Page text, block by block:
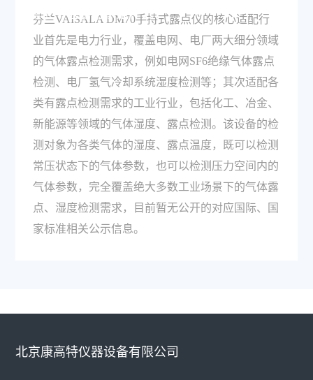
需求？检测对象是什么？
芬兰VAISALA DM70手持式露点仪的核心适配行
业首先是电力行业，覆盖电网、电厂两大细分领域
的气体露点检测需求，例如电网SF6绝缘气体露点
检测、电厂氢气冷却系统湿度检测等；其次适配各
类有露点检测需求的工业行业，包括化工、冶金、
新能源等领域的气体湿度、露点检测。该设备的检
测对象为各类气体的湿度、露点温度，既可以检测
常压状态下的气体参数，也可以检测压力空间内的
气体参数，完全覆盖绝大多数工业场景下的气体露
点、湿度检测需求，目前暂无公开的对应国际、国
家标准相关公示信息。
北京康高特仪器设备有限公司